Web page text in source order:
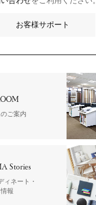
お客様サポート
ご案内
Stories
ィネート・
報